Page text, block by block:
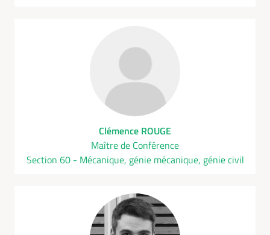
Clémence ROUGE
Maître de Conférence
Section 60 - Mécanique, génie mécanique, génie civil